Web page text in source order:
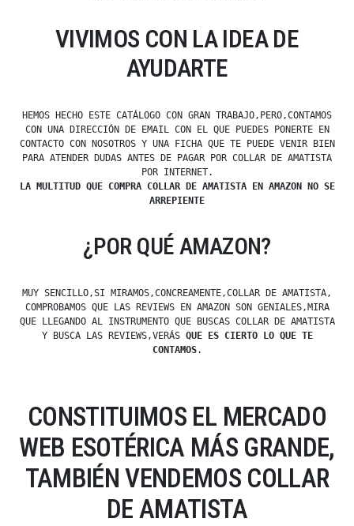
VIVIMOS CON LA IDEA DE
AYUDARTE
HEMOS HECHO ESTE CATÁLOGO CON GRAN TRABAJO,PERO,CONTAMOS
CON UNA DIRECCIÓN DE EMAIL CON EL QUE PUEDES PONERTE EN
CONTACTO CON NOSOTROS Y UNA FICHA QUE TE PUEDE VENIR BIEN
PARA ATENDER DUDAS ANTES DE PAGAR POR COLLAR DE AMATISTA
POR INTERNET.
LA MULTITUD QUE COMPRA COLLAR DE AMATISTA EN AMAZON NO SE
ARREPIENTE
¿POR QUÉ AMAZON?
MUY SENCILLO,SI MIRAMOS,CONCREAMENTE,COLLAR DE AMATISTA,
COMPROBAMOS QUE LAS REVIEWS EN AMAZON SON GENIALES,MIRA
QUE LLEGANDO AL INSTRUMENTO QUE BUSCAS COLLAR DE AMATISTA
Y BUSCA LAS REVIEWS,VERÁS QUE ES CIERTO LO QUE TE
CONTAMOS.
CONSTITUIMOS EL MERCADO
WEB ESOTÉRICA MÁS GRANDE,
TAMBIÉN VENDEMOS COLLAR
DE AMATISTA